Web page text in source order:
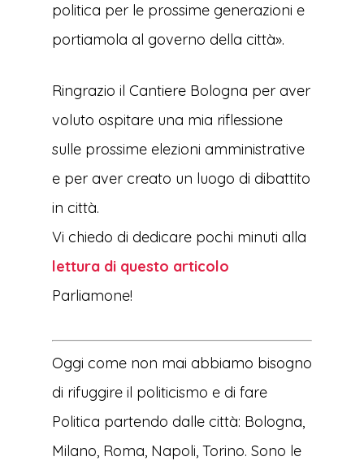
politica per le prossime generazioni e
portiamola al governo della città».
Ringrazio il Cantiere Bologna per aver
voluto ospitare una mia riflessione
sulle prossime elezioni amministrative
e per aver creato un luogo di dibattito
in città.
Vi chiedo di dedicare pochi minuti alla
lettura di questo articolo
Parliamone!
Oggi come non mai abbiamo bisogno
di rifuggire il politicismo e di fare
Politica partendo dalle città: Bologna,
Milano, Roma, Napoli, Torino. Sono le